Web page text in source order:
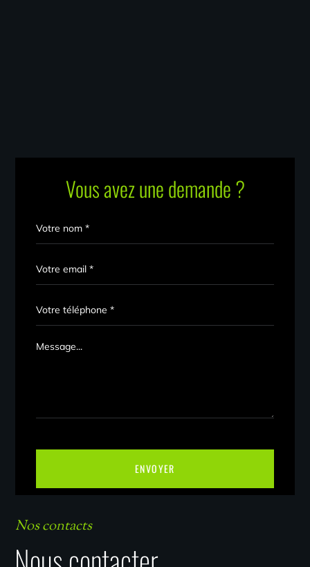
Nos contacts
Vous avez une demande ?